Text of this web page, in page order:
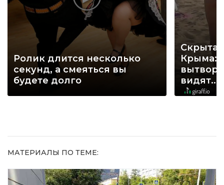
Ролик длится несколько
секунд, а смеяться вы
будете долго
Крыма:
видят...
МАТЕРИАЛЫ ПО ТЕМЕ: